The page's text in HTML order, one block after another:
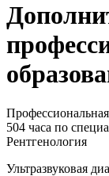
504 часа по
Рентгенология
Ультразвуковая